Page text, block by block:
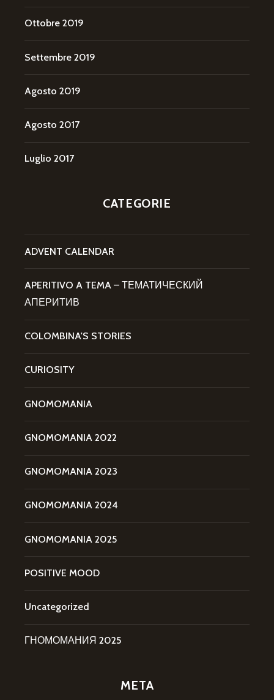
Ottobre 2019
Settembre 2019
Agosto 2019
Agosto 2017
Luglio 2017
CATEGORIE
ADVENT CALENDAR
APERITIVO A TEMA – ТЕМАТИЧЕСКИЙ
АПЕРИТИВ
COLOMBINA'S STORIES
CURIOSITY
GNOMOMANIA
GNOMOMANIA 2022
GNOMOMANIA 2023
GNOMOMANIA 2024
GNOMOMANIA 2025
POSITIVE MOOD
Uncategorized
ГНОМОМАНИЯ 2025
META